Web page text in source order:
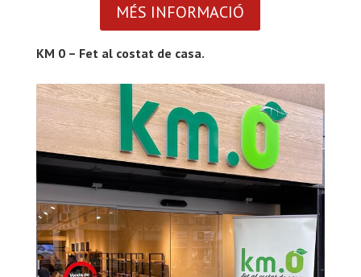
MÉS INFORMACIÓ
KM 0 – Fet al costat de casa.